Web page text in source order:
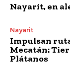
Nayarit, en
Nayarit
Impulsan
Mecatán:
Plátanos